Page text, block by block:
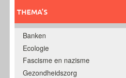
THEMA’S
Banken
Ecologie
Fascisme en nazisme
Gezondheidszorg